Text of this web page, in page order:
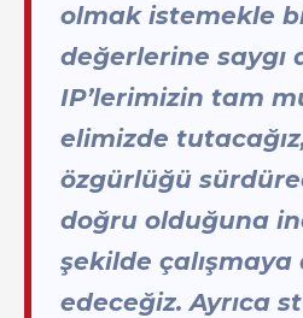
olmak istemekle
değerlerine saygı
IP’lerimizin tam
elimizde
özgürlüğü
doğru olduğuna
şekilde çalışmaya
edeceğiz. Ayrıca